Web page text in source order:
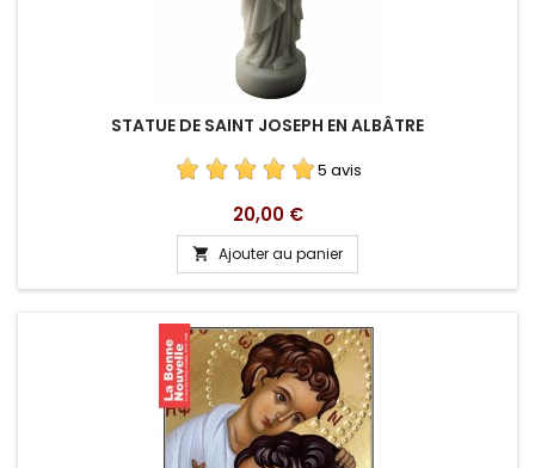
STATUE DE SAINT JOSEPH EN ALBÂTRE
5 avis
Prix
20,00 €
 Ajouter au panier